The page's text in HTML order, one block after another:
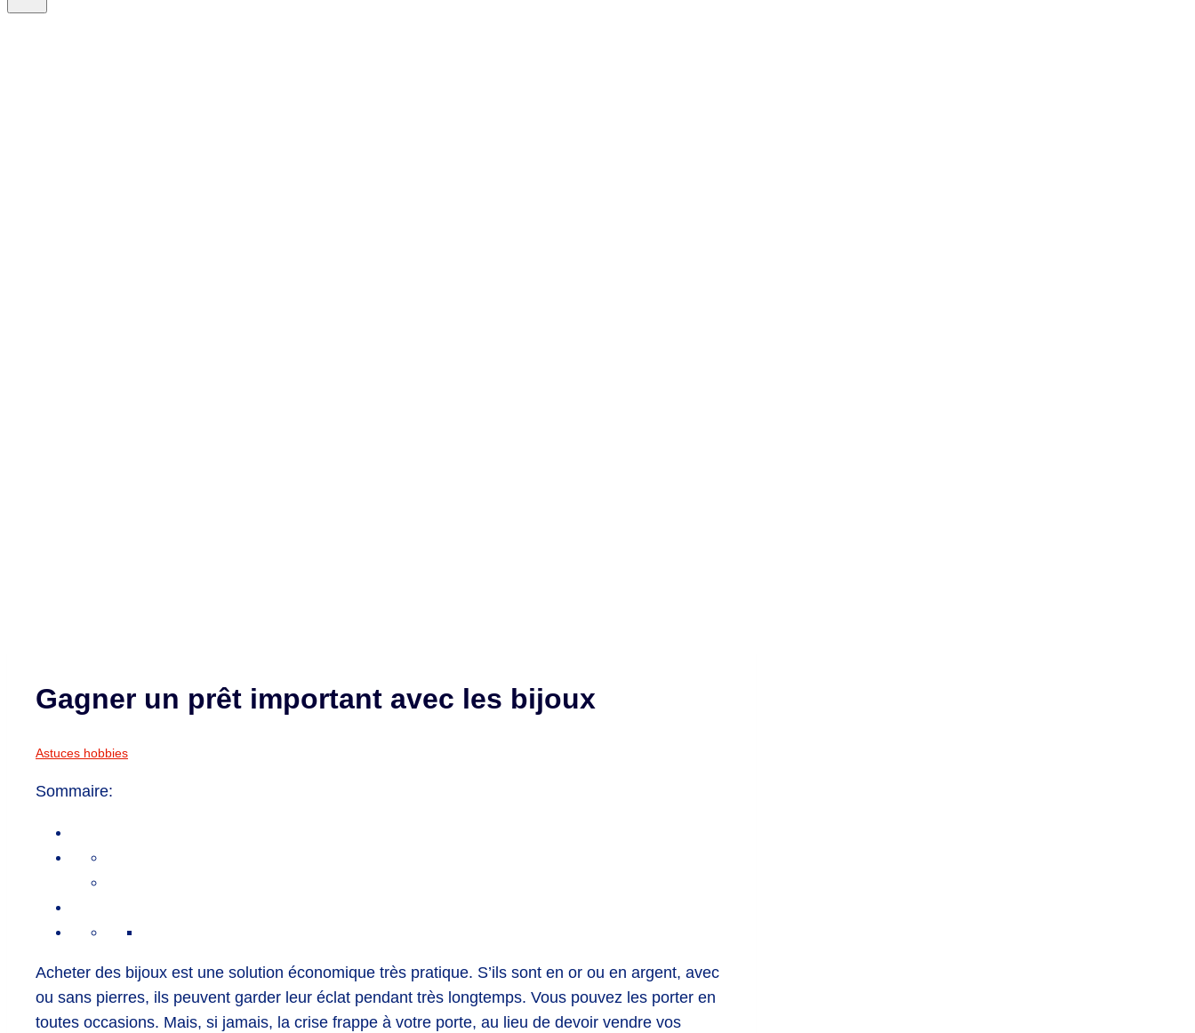
Gagner un prêt important avec les bijoux
Astuces hobbies
Sommaire:
Acheter des bijoux est une solution économique très pratique. S’ils sont en or ou en argent, avec
ou sans pierres, ils peuvent garder leur éclat pendant très longtemps. Vous pouvez les porter en
toutes occasions. Mais, si jamais, la crise frappe à votre porte, au lieu de devoir vendre vos